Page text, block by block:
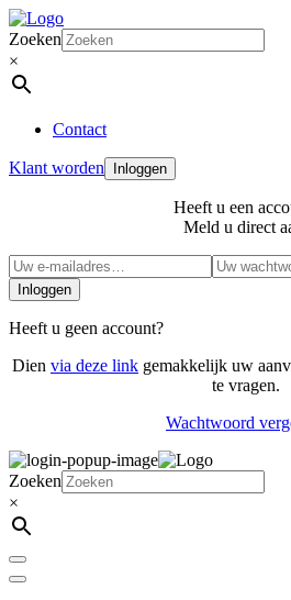
Zoeken
×
Contact
Klant worden Inloggen
Heeft u een
Meld u direct
Inloggen
Heeft u geen account?
Dien via deze link gemakkelijk uw
te vragen.
Wachtwoord
Zoeken
×